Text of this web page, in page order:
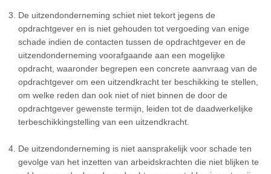
De uitzendonderneming schiet niet tekort jegens de
opdrachtgever en is niet gehouden tot vergoeding van enige
schade indien de contacten tussen de opdrachtgever en de
uitzendonderneming voorafgaande aan een mogelijke
opdracht, waaronder begrepen een concrete aanvraag van de
opdrachtgever om een uitzendkracht ter beschikking te stellen,
om welke reden dan ook niet of niet binnen de door de
opdrachtgever gewenste termijn, leiden tot de daadwerkelijke
terbeschikkingstelling van een uitzendkracht.
De uitzendonderneming is niet aansprakelijk voor schade ten
gevolge van het inzetten van arbeidskrachten die niet blijken te